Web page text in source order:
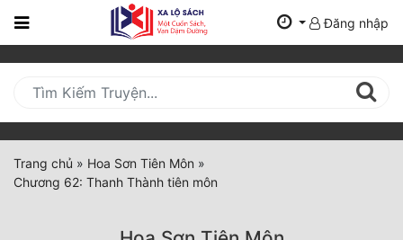
Trang
Mới
Cập
Nhật
(current)
Đăng nhập
Trang chủ » Hoa Sơn Tiên Môn »
Chương 62: Thanh Thành tiên môn